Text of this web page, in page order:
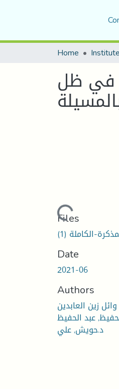
Home
في ظل
Loading...
Files
Date
2021-06
Authors
زين العابدين
عبد الحفيظ
د.حويش, علي